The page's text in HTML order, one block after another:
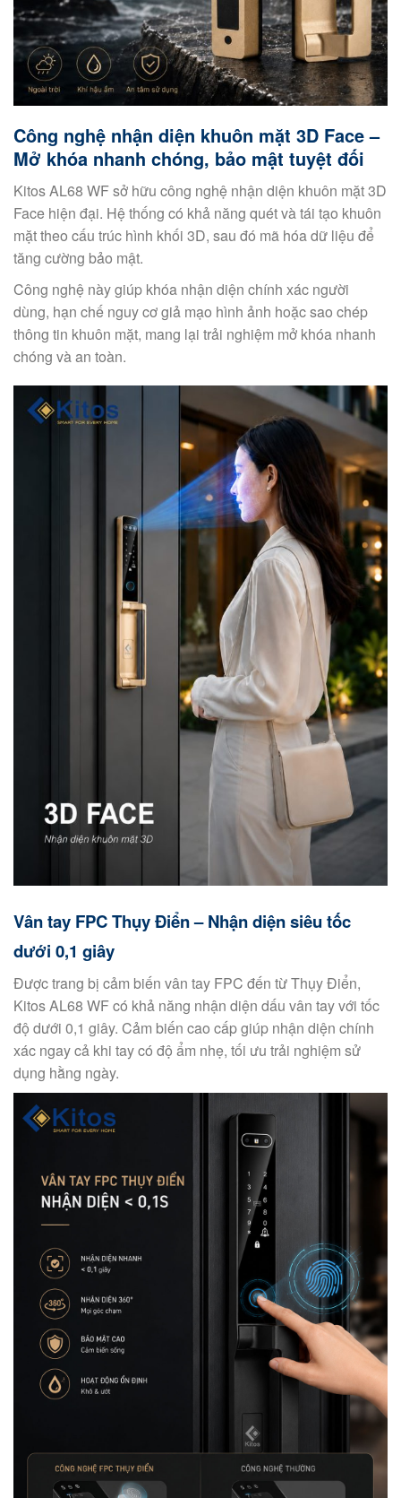
Công nghệ nhận diện khuôn mặt 3D Face –
Mở khóa nhanh chóng, bảo mật tuyệt đối
Kitos AL68 WF sở hữu công nghệ nhận diện khuôn mặt 3D
Face hiện đại. Hệ thống có khả năng quét và tái tạo khuôn
mặt theo cấu trúc hình khối 3D, sau đó mã hóa dữ liệu để
tăng cường bảo mật.
Công nghệ này giúp khóa nhận diện chính xác người
dùng, hạn chế nguy cơ giả mạo hình ảnh hoặc sao chép
thông tin khuôn mặt, mang lại trải nghiệm mở khóa nhanh
chóng và an toàn.
Vân tay FPC Thụy Điển – Nhận diện siêu tốc
dưới 0,1 giây
Được trang bị cảm biến vân tay FPC đến từ Thụy Điển,
Kitos AL68 WF có khả năng nhận diện dấu vân tay với tốc
độ dưới 0,1 giây. Cảm biến cao cấp giúp nhận diện chính
xác ngay cả khi tay có độ ẩm nhẹ, tối ưu trải nghiệm sử
dụng hằng ngày.